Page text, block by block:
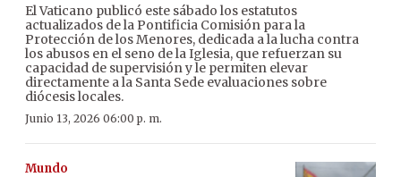
El Vaticano publicó este sábado los estatutos
actualizados de la Pontificia Comisión para la
Protección de los Menores, dedicada a la lucha contra
los abusos en el seno de la Iglesia, que refuerzan su
capacidad de supervisión y le permiten elevar
directamente a la Santa Sede evaluaciones sobre
diócesis locales.
Junio 13, 2026 06:00 p. m.
Mundo